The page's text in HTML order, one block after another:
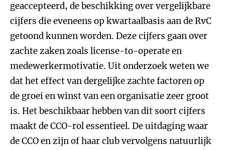
geaccepteerd, de beschikking over vergelijkbare
cijfers die eveneens op kwartaalbasis aan de RvC
getoond kunnen worden. Deze cijfers gaan over
zachte zaken zoals license-to-operate en
medewerkermotivatie. Uit onderzoek weten we
dat het effect van dergelijke zachte factoren op
de groei en winst van een organisatie zeer groot
is. Het beschikbaar hebben van dit soort cijfers
maakt de CCO-rol essentieel. De uitdaging waar
de CCO en zijn of haar club vervolgens natuurlijk